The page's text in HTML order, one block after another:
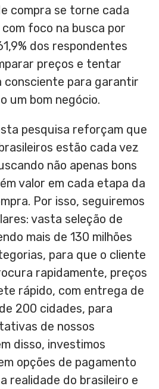
compra se torne cada
foco na busca por
dos respondentes
preços e tentar
consciente para garantir
um bom negócio.
pesquisa reforçam que
estão cada vez
não apenas bons
valor em cada etapa da
Por isso, seguiremos
vasta seleção de
mais de 130 milhões
para que o cliente
rapidamente, preços
rápido, com entrega de
200 cidades, para
de nossos
disso, investimos
opções de pagamento
realidade do brasileiro e